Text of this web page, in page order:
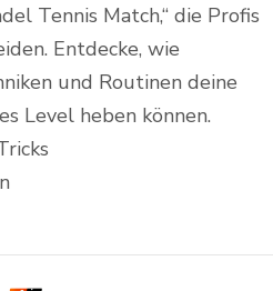
Tennis Match,“ die Profis
Entdecke, wie
und Routinen deine
Level heben können.